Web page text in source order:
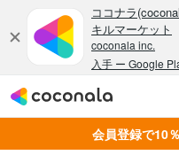
会員登録で10